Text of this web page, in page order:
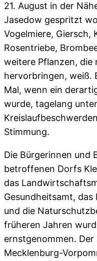
21. August in der
Jasedow gespritzt
Vogelmiere, Giersch,
Rosentriebe,
weitere Pflanzen, die
hervorbringen, weiß.
Mal, wenn ein
wurde, tagelang
Stimmung.
Die Bürgerinnen und
betroffenen Dorfs
das
Gesundheitsamt,
und die
früheren Jahren
ernstgenommen.
Mecklenburg-